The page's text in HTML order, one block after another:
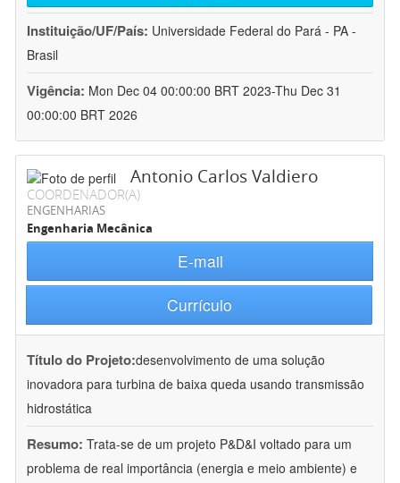
Instituição/UF/País: Universidade Federal do Pará - PA -
Brasil
Vigência: Mon Dec 04 00:00:00 BRT 2023-Thu Dec 31
00:00:00 BRT 2026
Antonio Carlos Valdiero
COORDENADOR(A)
ENGENHARIAS
Engenharia Mecânica
E-mail
Currículo
Título do Projeto:desenvolvimento de uma solução
inovadora para turbina de baixa queda usando transmissão
hidrostática
Resumo: Trata-se de um projeto P&D&I voltado para um
problema de real importância (energia e meio ambiente) e